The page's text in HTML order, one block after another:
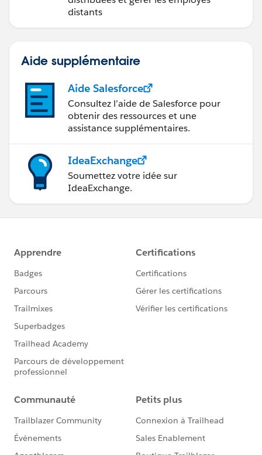
distants
Aide supplémentaire
Aide Salesforce
Consultez l’aide de Salesforce pour
obtenir des ressources et une
assistance supplémentaires.
IdeaExchange
Soumettez votre idée sur
IdeaExchange.